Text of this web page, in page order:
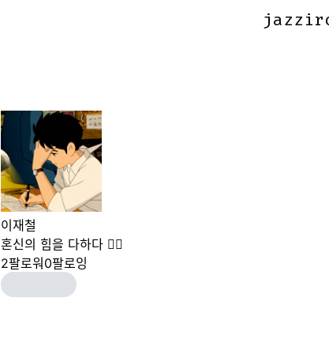
이재철
혼신의 힘을 다하다 🤷‍♂️
2팔로워 0팔로잉